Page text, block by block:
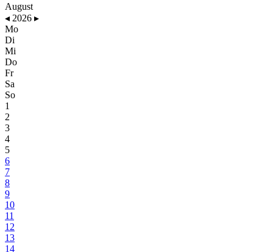
August
◂ 2026 ▸
Mo
Di
Mi
Do
Fr
Sa
So
1
2
3
4
5
6
7
8
9
10
11
12
13
14